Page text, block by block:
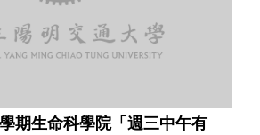
期生命科學院「週三中午有